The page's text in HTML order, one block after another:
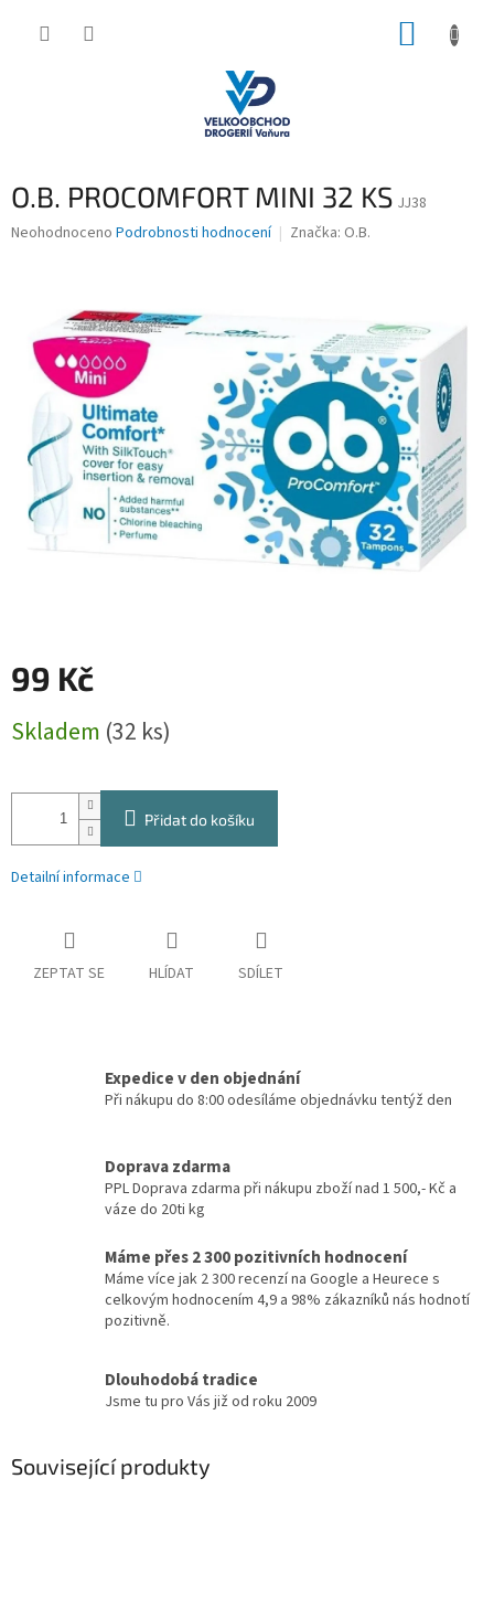
O.B. PROCOMFORT MINI 32 KS JJ38
Průměrné
hvězdiček.
Neohodnoceno Podrobnosti hodnocení Značka: O.B.
99 Kč
cena:
Skladem (32 ks)
Přidat do košíku
Detailní informace
ZEPTAT SE HLÍDAT SDÍLET
Expedice v den objednání
Při nákupu do 8:00 odesíláme objednávku tentýž den
Doprava zdarma
PPL Doprava zdarma při nákupu zboží nad 1 500,- Kč a
váze do 20ti kg
Máme přes 2 300 pozitivních hodnocení
Máme více jak 2 300 recenzí na Google a Heurece s
celkovým hodnocením 4,9 a 98% zákazníků nás hodnotí
pozitivně.
Dlouhodobá tradice
Jsme tu pro Vás již od roku 2009
Související produkty